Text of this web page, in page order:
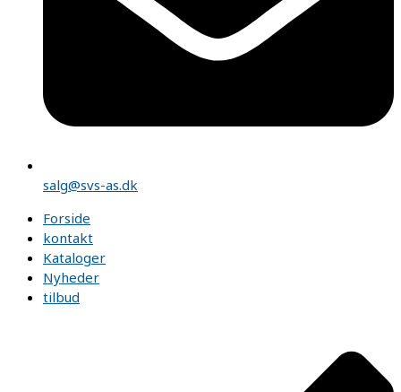
salg@svs-as.dk
Forside
kontakt
Kataloger
Nyheder
tilbud